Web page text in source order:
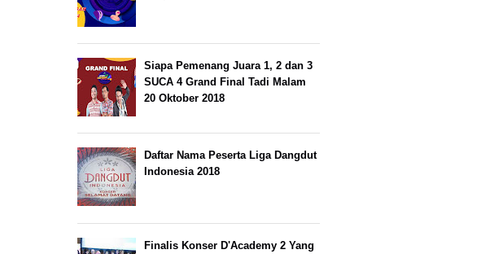
Siapa Pemenang Juara 1, 2 dan 3
SUCA 4 Grand Final Tadi Malam
20 Oktober 2018
Daftar Nama Peserta Liga Dangdut
Indonesia 2018
Finalis Konser D'Academy 2 Yang